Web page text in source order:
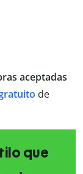
aceptadas
de
que